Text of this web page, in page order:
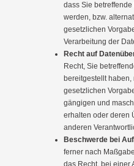
dass Sie
werden, bzw.
gesetzlichen
Verarbeitung der
Recht auf
Recht, Sie
bereitgestellt
gesetzlichen
gängigen und
erhalten oder deren
anderen
Beschwerde bei
ferner nach
das Recht, bei einer